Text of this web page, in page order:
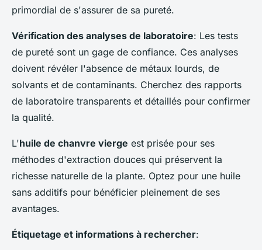
primordial de s'assurer de sa pureté.
Vérification des analyses de laboratoire: Les tests
de pureté sont un gage de confiance. Ces analyses
doivent révéler l'absence de métaux lourds, de
solvants et de contaminants. Cherchez des rapports
de laboratoire transparents et détaillés pour confirmer
la qualité.
L'huile de chanvre vierge est prisée pour ses
méthodes d'extraction douces qui préservent la
richesse naturelle de la plante. Optez pour une huile
sans additifs pour bénéficier pleinement de ses
avantages.
Étiquetage et informations à rechercher: